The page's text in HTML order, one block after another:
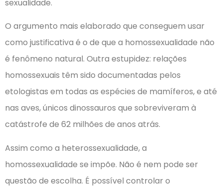
sexualidade.
O argumento mais elaborado que conseguem usar
como justificativa é o de que a homossexualidade não
é fenômeno natural. Outra estupidez: relações
homossexuais têm sido documentadas pelos
etologistas em todas as espécies de mamíferos, e até
nas aves, únicos dinossauros que sobreviveram à
catástrofe de 62 milhões de anos atrás.
Assim como a heterossexualidade, a
homossexualidade se impõe. Não é nem pode ser
questão de escolha. É possível controlar o